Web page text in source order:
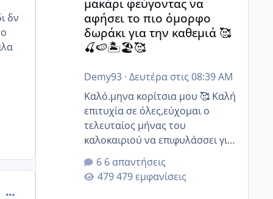
δν
comment_1302713
μακάρι φεύγοντας να
αφήσει το πιο όμορφο
δωράκι για την καθεμιά 🥰
🍒🍉🏝️🏖️🥰
Demy93· Δευτέρα στις 08:39 AM
Καλό.μηνα κορίτσια μου 🥰 Καλή
επιτυχία σε όλες,εύχομαι ο
τελευταίος μήνας του
καλοκαιριού να επιφυλάσσει για
όλες σας την πιο όμορφη
έκπληξη 🧿 @Elk @Melikara86
@Παρασκευαιδου @Zenia z
6 απαντήσεις
479 εμφανίσεις